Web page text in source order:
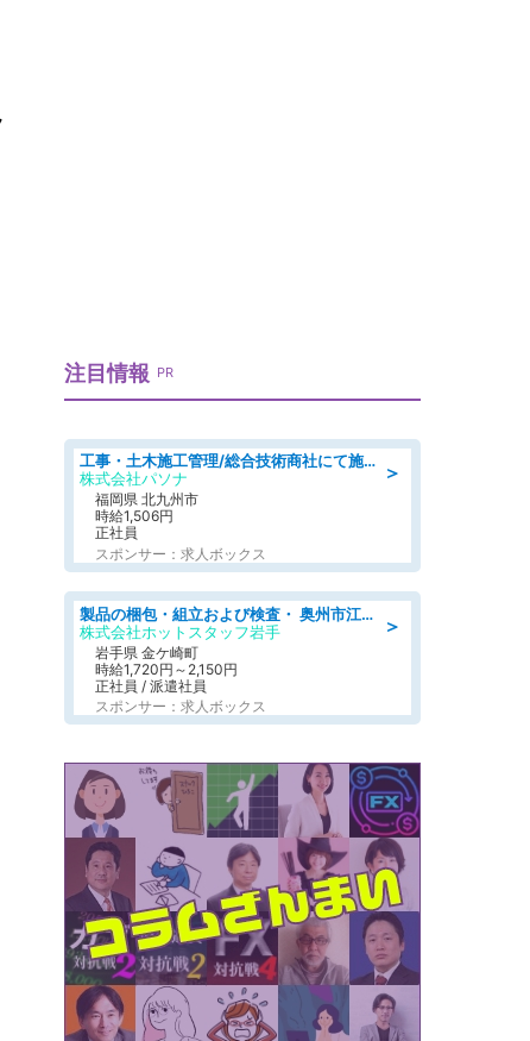
注目情報 PR
＞
工事・土木施工管理/総合技術商社にて施工管理のお仕事/即日勤務可/車通勤可/工事・土木施工管理/生産・品質管理
株式会社パソナ
福岡県 北九州市
時給1,506円
正社員
スポンサー：求人ボックス
＞
製品の梱包・組立および検査・ 奥州市江刺/大手企業で長期安定 梱包・検査・組立/半年経過毎に5万円の報奨金有
株式会社ホットスタッフ岩手
岩手県 金ケ崎町
時給1,720円～2,150円
正社員 / 派遣社員
スポンサー：求人ボックス